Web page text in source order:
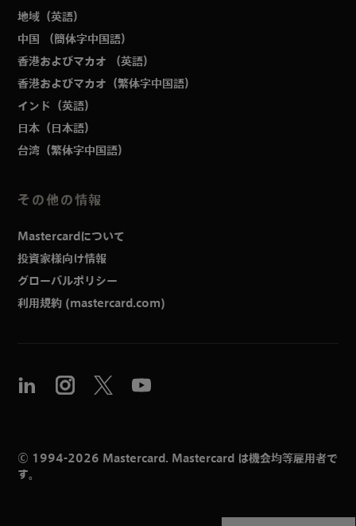
地域（英語）
中国 （簡体字中国語）
香港およびマカオ （英語）
香港およびマカオ（繁体字中国語）
インド（英語）
日本（日本語）
台湾（繁体字中国語）
その他の情報
Mastercardについて
投資家様向け情報
グローバルポリシー
利用規約 (mastercard.com)
© 1994-2026 Mastercard. Mastercard は機会均等雇用者で
す。